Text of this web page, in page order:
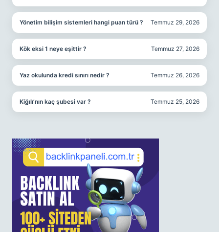
Yönetim bilişim sistemleri hangi puan türü ? Temmuz 29, 2026
Kök eksi 1 neye eşittir ? Temmuz 27, 2026
Yaz okulunda kredi sınırı nedir ? Temmuz 26, 2026
Kiğılı’nın kaç şubesi var ? Temmuz 25, 2026